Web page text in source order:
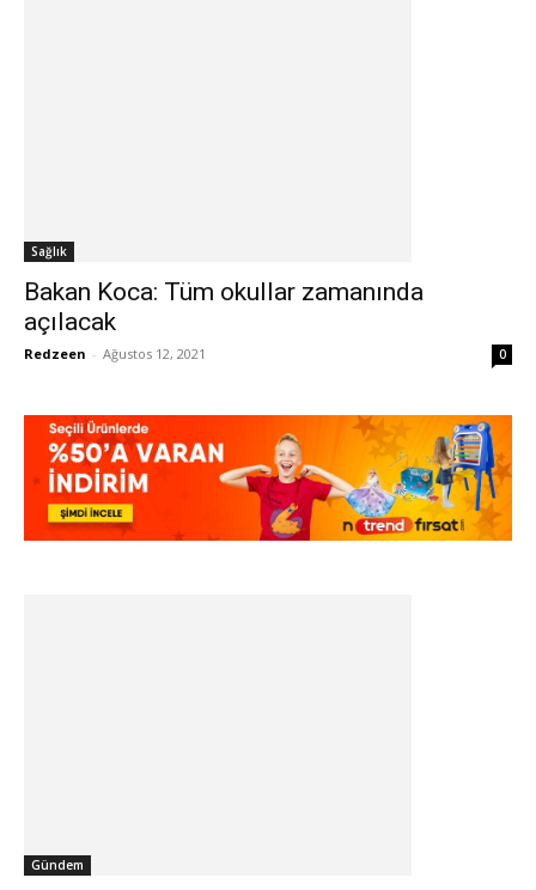
Sağlık
Bakan Koca: Tüm okullar zamanında
açılacak
Redzeen - Ağustos 12, 2021 0
Gündem